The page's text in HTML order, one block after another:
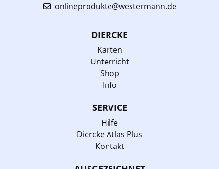
onlineprodukte@westermann.de
DIERCKE
Karten
Unterricht
Shop
Info
SERVICE
Hilfe
Diercke Atlas Plus
Kontakt